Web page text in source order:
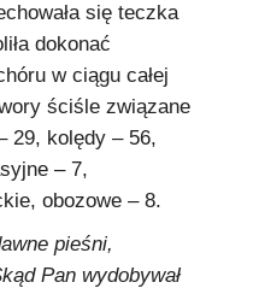
się teczka
dokonać
w ciągu całej
ściśle związane
29, kolędy – 56,
– 7,
obozowe – 8.
pieśni,
Pan wydobywał